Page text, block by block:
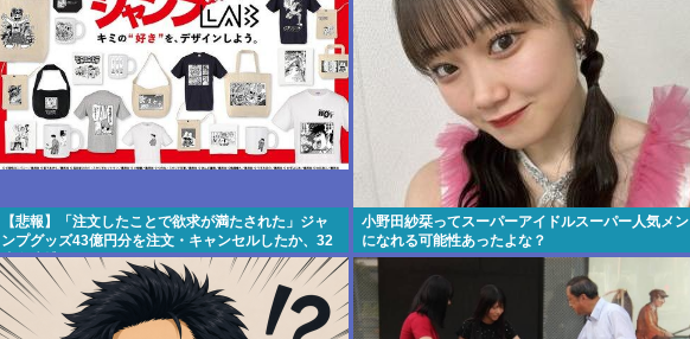
【悲報】「注文したことで欲求が満たされた」ジャ
ンプグッズ43億円分を注文・キャンセルしたか、32
歳女逮捕
小野田紗栞ってスーパーアイドルスーパー人気メン
になれる可能性あったよな？